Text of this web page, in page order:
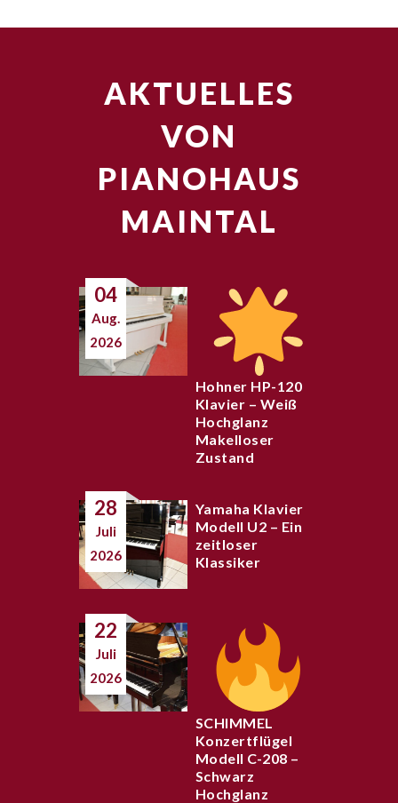
AKTUELLES
VON
PIANOHAUS
MAINTAL
04
Aug.
2026
Hohner HP-120
Klavier – Weiß
Hochglanz
Makelloser
Zustand
28
Juli
2026
Yamaha Klavier
Modell U2 – Ein
zeitloser
Klassiker
22
Juli
2026
SCHIMMEL
Konzertflügel
Modell C-208 –
Schwarz
Hochglanz